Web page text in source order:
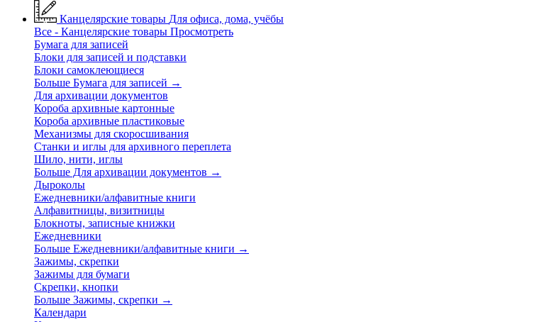
Канцелярские товары Для офиса, дома, учёбы
Все - Канцелярские товары Просмотреть
Бумага для записей
Блоки для записей и подставки
Блоки самоклеющиеся
Больше Бумага для записей →
Для архивации документов
Короба архивные картонные
Короба архивные пластиковые
Механизмы для скоросшивания
Станки и иглы для архивного переплета
Шило, нити, иглы
Больше Для архивации документов →
Дыроколы
Ежедневники/алфавитные книги
Алфавитницы, визитницы
Блокноты, записные книжки
Ежедневники
Больше Ежедневники/алфавитные книги →
Зажимы, скрепки
Зажимы для бумаги
Скрепки, кнопки
Больше Зажимы, скрепки →
Календари